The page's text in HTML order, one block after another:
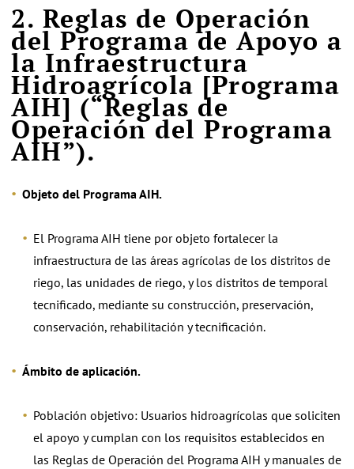
2. Reglas de Operación
del Programa de Apoyo a
la Infraestructura
Hidroagrícola [Programa
AIH] (“Reglas de
Operación del Programa
AIH”).
Objeto del Programa AIH.
El Programa AIH tiene por objeto fortalecer la
infraestructura de las áreas agrícolas de los distritos de
riego, las unidades de riego, y los distritos de temporal
tecnificado, mediante su construcción, preservación,
conservación, rehabilitación y tecnificación.
Ámbito de aplicación.
Población objetivo: Usuarios hidroagrícolas que soliciten
el apoyo y cumplan con los requisitos establecidos en
las Reglas de Operación del Programa AIH y manuales de